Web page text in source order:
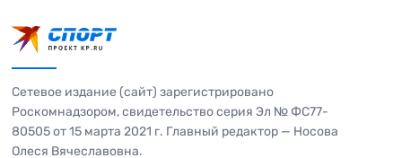
Сетевое издание (сайт) зарегистрировано
Роскомнадзором, свидетельство серия Эл № ФС77-
80505 от 15 марта 2021 г. Главный редактор — Носова
Олеся Вячеславовна.